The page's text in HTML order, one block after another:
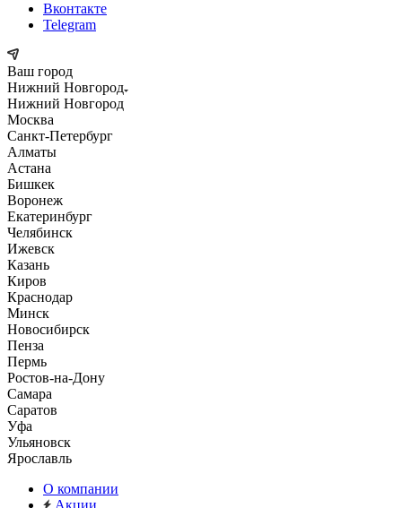
Вконтакте
Telegram
Ваш город
Нижний Новгород
Нижний Новгород
Москва
Санкт-Петербург
Алматы
Астана
Бишкек
Воронеж
Екатеринбург
Челябинск
Ижевск
Казань
Киров
Краснодар
Минск
Новосибирск
Пенза
Пермь
Ростов-на-Дону
Самара
Саратов
Уфа
Ульяновск
Ярославль
О компании
Акции